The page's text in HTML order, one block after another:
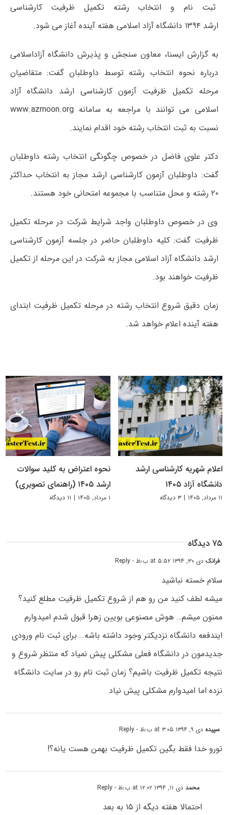
ثبت نام و انتخاب رشته تکمیل ظرفیت کارشناسی
ارشد ۱۳۹۴ دانشگاه آزاد اسلامی هفته آینده آغاز می شود.
به گزارش ایسنا، معاون سنجش و پذیرش دانشگاه آزاداسلامی
درباره نحوه انتخاب رشته توسط داوطلبان گفت: متقاضیان
مرحله تکمیل ظرفیت آزمون کارشناسی ارشد دانشگاه آزاد
اسلامی می توانند با مراجعه به سامانه www.azmoon.org
نسبت به ثبت انتخاب رشته خود اقدام نمایند.
دکتر علوی فاضل در خصوص چگونگی انتخاب رشته داوطلبان
گفت: داوطلبان آزمون کارشناسی ارشد مجاز به انتخاب حداکثر
۲۰ رشته و محل متناسب با مجموعه امتحانی خود هستند.
وی در خصوص داوطلبان واجد شرایط شرکت در مرحله تکمیل
ظرفیت گفت: کلیه داوطلبان حاضر در جلسه آزمون کارشناسی
ارشد دانشگاه آزاد اسلامی مجاز به شرکت در این مرحله از تکمیل
ظرفیت خواهند بود.
زمان دقیق شروع انتخاب رشته در مرحله تکمیل ظرفیت ابتدای
هفته آینده اعلام خواهد شد.
اعلام شهریه کارشناسی ارشد
دانشگاه آزاد ۱۴۰۵
۱۱ مرداد, ۱۴۰۵ | ۳ دیدگاه
نحوه اعتراض به کلید سوالات
ارشد ۱۴۰۵ (راهنمای تصویری)
۱ مرداد, ۱۴۰۵ | ۱۱ دیدگاه
۷۵ دیدگاه
فرانکدی ۳۰, ۱۳۹۴ at ۵:۵۲ ب٫ظ - Reply
سلام خسته نباشید
میشه لطف کنید من رو هم از شروع تکمیل ظرفیت مطلع کنید؟
ممنون میشم… هوش مصنوعی بویین زهرا قبول شدم امیدوارم
ایندفعه دانشگاه نزدیکتر وجود داشته باشه… برای ثبت نام ورودی
جدیدمون در دانشگاه فعلی مشکلی پیش نمیاد که منتظر شروع و
نتیجه تکمیل ظرفیت باشیم؟ زمان ثبت نام رو در سایت دانشگاه
نزده اما امیدوارم مشکلی پیش نیاد
سپیده دی ۹, ۱۳۹۴ at ۳:۰۵ ب٫ظ - Reply
تورو خدا فقط بگین تکمیل ظرفیت بهمن هست یانه؟!
محمددی ۱۱, ۱۳۹۴ at ۱۲:۰۲ ب٫ظ - Reply
احتمالا هفته دیگه از ۱۵ به بعد